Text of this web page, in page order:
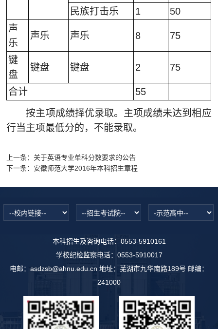
民族打击乐
1
50
声
乐
声乐 声乐 8 75
键
盘
键盘 键盘 2 75
合计
55
按主项成绩择优录取。主项成绩未达到相应
行当主项最低分的，不能录取。
上一条： 关于英语专业单科分数要求的公告
下一条： 安徽师范大学2016年本科招生章程
本科招生及咨询电话：0553-5910161
学校纪检监察电话：0553-5910017
电邮：asdzsb@ahnu.edu.cn 地址：芜湖市九华南路189号 邮编：
241000